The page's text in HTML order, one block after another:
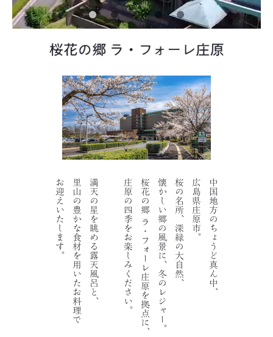
中国地方のちょうど真ん中、
広島県庄原市。
桜の名所、深緑の大自然、
懐かしい郷の風景に、冬のレジャー。
桜花の郷 ラ・フォーレ庄原を拠点に、
庄原の四季をお楽しみください。
満天の星を眺める露天風呂と、
里山の豊かな食材を用いたお料理で
お迎えいたします。